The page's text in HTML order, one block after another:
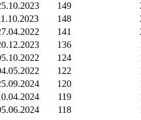
149
148
141
136
124
122
120
119
118